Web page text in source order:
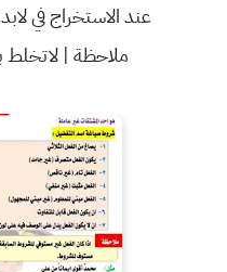
عند الاستخراج في
ملاحظة |